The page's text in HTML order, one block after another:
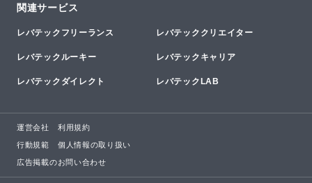
関連サービス
レバテックフリーランス レバテッククリエイター
レバテックルーキー レバテックキャリア
レバテックダイレクト レバテックLAB
運営会社 利用規約
行動規範 個人情報の取り扱い
広告掲載のお問い合わせ